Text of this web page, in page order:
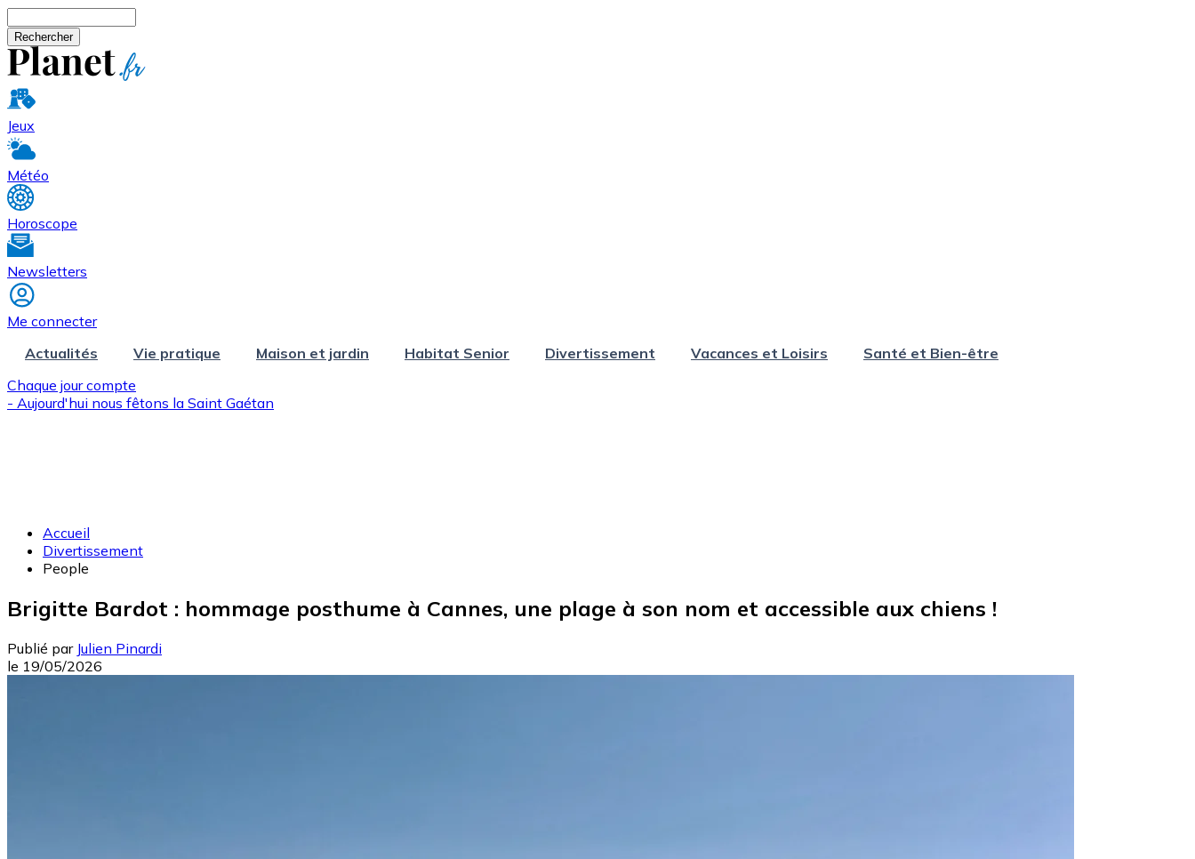
Jeux
Météo
Horoscope
Newsletters
Me connecter
Actualités
Vie pratique Maison et jardin Habitat Senior Divertissement Vacances et Loisirs
Santé et Bien-être
Chaque jour compte
- Aujourd'hui nous fêtons la Saint Gaétan
Accueil
Divertissement
People
Brigitte Bardot : hommage posthume à Cannes, une plage à son nom et accessible aux chiens !
Publié par Julien Pinardi
le 19/05/2026